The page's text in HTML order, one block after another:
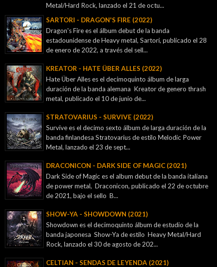
Metal/Hard Rock, lanzado el 21 de octu...
SARTORI - DRAGON'S FIRE (2022)
Dragon's Fire es el álbum debut de la banda
estadounidense de Heavy metal, Sartori, publicado el 28
de enero de 2022, a través del sell...
KREATOR - ‎HATE ÜBER ALLES (2022)
Hate Über Alles es el decimoquinto álbum de larga
duración de la banda alemana Kreator de genero thrash
metal, publicado el 10 de junio de...
STRATOVARIUS - SURVIVE (2022)
Survive es el decimo sexto álbum de larga duración de la
banda finlandesa Stratovarius de estilo Melodic Power
Metal, lanzado el 23 de sept...
DRACONICON - DARK SIDE OF MAGIC (2021)
Dark Side of Magic es el album debut de la banda italiana
de power metal, Draconicon, publicado el 22 de octubre
de 2021, bajo el sello B...
SHOW-YA - SHOWDOWN (2021)
Showdown es el decimoquinto álbum de estudio de la
banda japonesa Show-Ya de estilo Heavy Metal/Hard
Rock, lanzado el 30 de agosto de 202...
CELTIAN - SENDAS DE LEYENDA (2021)